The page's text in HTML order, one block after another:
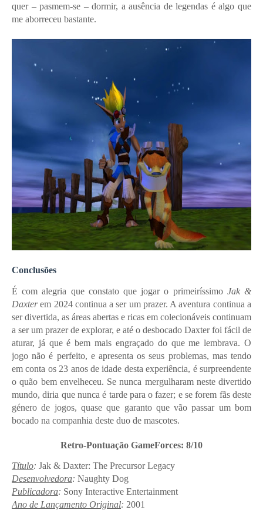
quer – pasmem-se – dormir, a ausência de legendas é algo que
me aborreceu bastante.
Conclusões
É com alegria que constato que jogar o primeiríssimo Jak &
Daxterem 2024 continua a ser um prazer. A aventura continua a
ser divertida, as áreas abertas e ricas em colecionáveis continuam
a ser um prazer de explorar, e até o desbocado Daxter foi fácil de
aturar, já que é bem mais engraçado do que me lembrava. O
jogo não é perfeito, e apresenta os seus problemas, mas tendo
em conta os 23 anos de idade desta experiência, é surpreendente
o quão bem envelheceu. Se nunca mergulharam neste divertido
mundo, diria que nunca é tarde para o fazer; e se forem fãs deste
género de jogos, quase que garanto que vão passar um bom
bocado na companhia deste duo de mascotes.
Retro-Pontuação GameForces: 8/10
Título: Jak & Daxter: The Precursor Legacy
Desenvolvedora: Naughty Dog
Publicadora: Sony Interactive Entertainment
Ano de Lançamento Original: 2001